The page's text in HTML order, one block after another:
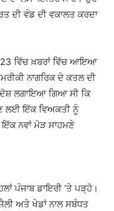
ਦੀ ਵੰਡ ਦੀ ਵਕਾਲਤ ਕਰਦਾ
ਵਿੱਚ ਖ਼ਬਰਾਂ ਵਿੱਚ ਆਇਆ
ਨਾਗਰਿਕ ਦੇ ਕਤਲ ਦੀ
ਲਗਾਇਆ ਗਿਆ ਸੀ ਕਿ
ਲਈ ਇੱਕ ਵਿਅਕਤੀ ਨੂੰ
ਇੱਕ ਨਵਾਂ ਮੋੜ ਸਾਹਮਣੇ
ਪੰਜਾਬ ਡਾਇਰੀ ‘ਤੇ ਪੜ੍ਹੋ।
ਅਤੇ ਖੇਡਾਂ ਨਾਲ ਸਬੰਧਤ